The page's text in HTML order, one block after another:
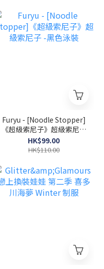
Furyu - [Noodle Stopper]
《超級索尼子》超級索尼子
-黑色泳裝
HK$99.00
HK$110.00